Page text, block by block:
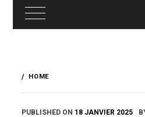
HOME
PUBLISHED ON 18 JANVIER 2025